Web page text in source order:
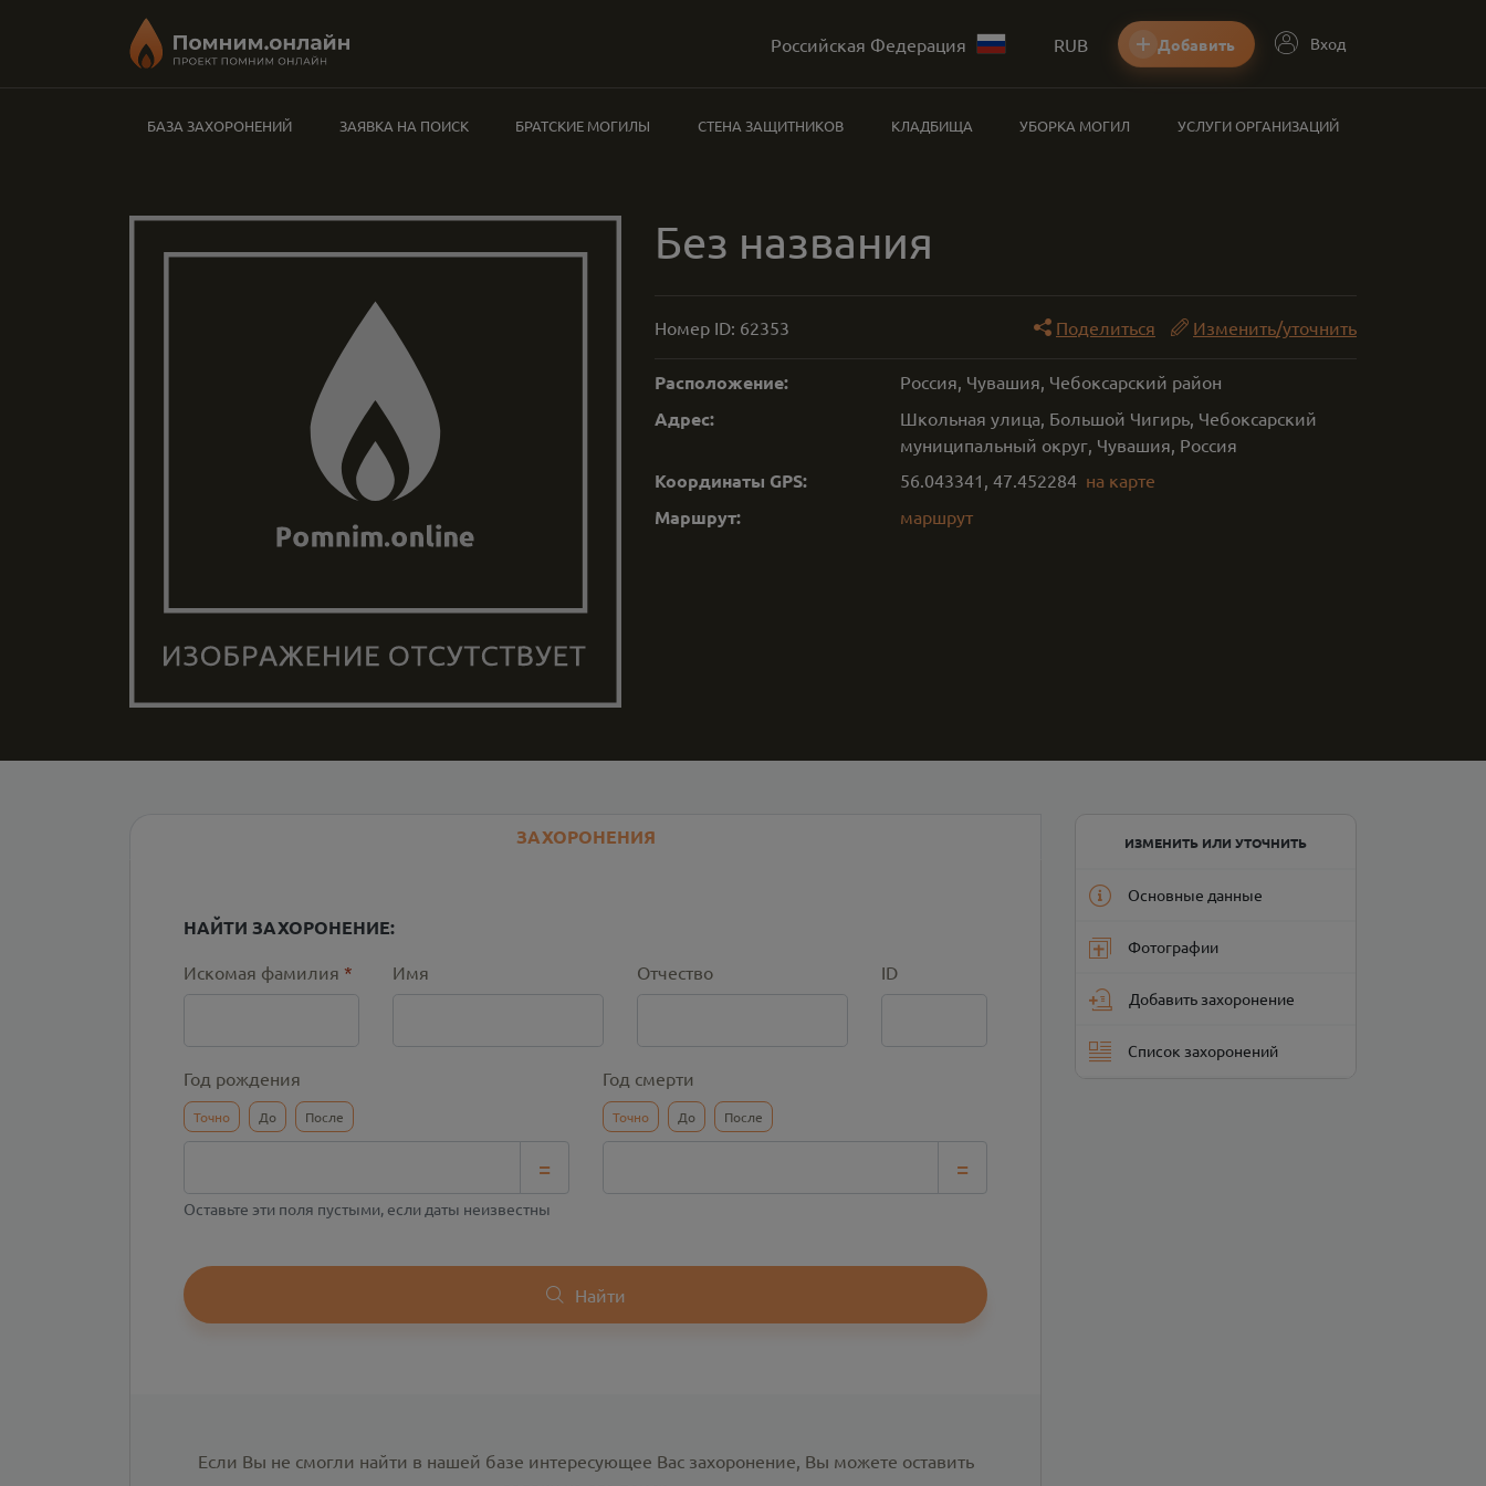
Российская Федерация RUB Добавить Вход
БАЗА ЗАХОРОНЕНИЙ ЗАЯВКА НА ПОИСК БРАТСКИЕ МОГИЛЫ СТЕНА ЗАЩИТНИКОВ КЛАДБИЩА УБОРКА МОГИЛ УСЛУГИ ОРГАНИЗАЦИЙ
Без названия
Номер ID: 62353 Поделиться Изменить/уточнить
Расположение: Россия, Чувашия, Чебоксарский район
Адрес:
Школьная улица, Большой Чигирь, Чебоксарский
муниципальный округ, Чувашия, Россия
Координаты GPS: 56.043341 , 47.452284 на карте
Маршрут: маршрут
ЗАХОРОНЕНИЯ
НАЙТИ ЗАХОРОНЕНИЕ:
Искомая фамилия * Имя Отчество ID
Год рождения
Точно До После
=
Год смерти
Точно До После
=
Оставьте эти поля пустыми, если даты неизвестны
Найти
Если Вы не смогли найти в нашей базе интересующее Вас захоронение, Вы можете оставить
ИЗМЕНИТЬ ИЛИ УТОЧНИТЬ
Основные данные
Фотографии
Добавить захоронение
Список захоронений